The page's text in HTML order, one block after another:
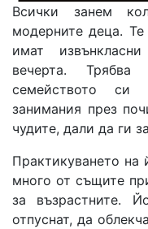
Всички занем
модерните деца.
имат
вечерта.
семейството
занимания през
чудите, дали да ги
Практикуването на
много от същите
за възрастните.
отпуснат, да